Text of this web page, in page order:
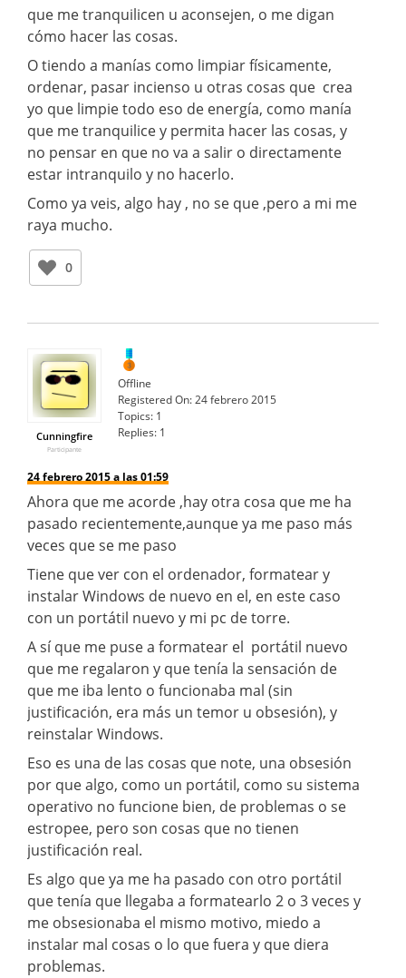
que me tranquilicen u aconsejen, o me digan
cómo hacer las cosas.
O tiendo a manías como limpiar físicamente,
ordenar, pasar incienso u otras cosas que crea
yo que limpie todo eso de energía, como manía
que me tranquilice y permita hacer las cosas, y
no pensar en que no va a salir o directamente
estar intranquilo y no hacerlo.
Como ya veis, algo hay , no se que ,pero a mi me
raya mucho.
0
Cunningfire
Participante
Offline
Registered On:24 febrero 2015
Topics: 1
Replies: 1
24 febrero 2015 a las 01:59
Ahora que me acorde ,hay otra cosa que me ha
pasado recientemente,aunque ya me paso más
veces que se me paso
Tiene que ver con el ordenador, formatear y
instalar Windows de nuevo en el, en este caso
con un portátil nuevo y mi pc de torre.
A sí que me puse a formatear el portátil nuevo
que me regalaron y que tenía la sensación de
que me iba lento o funcionaba mal (sin
justificación, era más un temor u obsesión), y
reinstalar Windows.
Eso es una de las cosas que note, una obsesión
por que algo, como un portátil, como su sistema
operativo no funcione bien, de problemas o se
estropee, pero son cosas que no tienen
justificación real.
Es algo que ya me ha pasado con otro portátil
que tenía que llegaba a formatearlo 2 o 3 veces y
me obsesionaba el mismo motivo, miedo a
instalar mal cosas o lo que fuera y que diera
problemas.